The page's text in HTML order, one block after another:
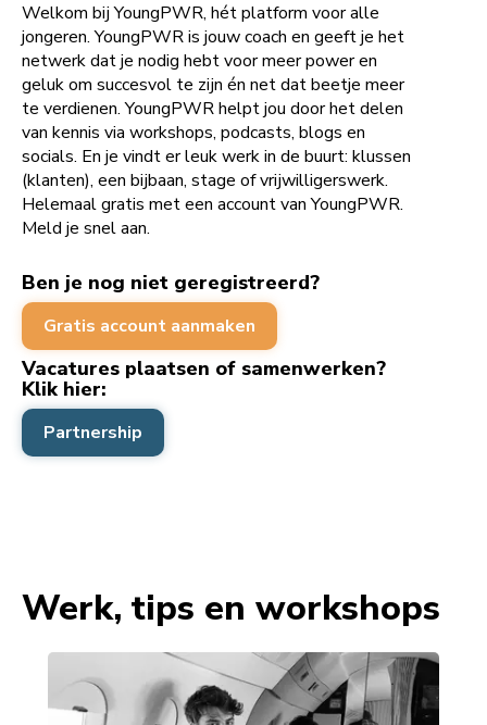
Welkom bij YoungPWR, hét platform voor alle
jongeren. YoungPWR is jouw coach en geeft je het
netwerk dat je nodig hebt voor meer power en
geluk om succesvol te zijn én net dat beetje meer
te verdienen. YoungPWR helpt jou door het delen
van kennis via workshops, podcasts, blogs en
socials. En je vindt er leuk werk in de buurt: klussen
(klanten), een bijbaan, stage of vrijwilligerswerk.
Helemaal gratis met een account van YoungPWR.
Meld je snel aan.
Ben je nog niet geregistreerd?
Gratis account aanmaken
Vacatures plaatsen of samenwerken?
Klik hier:
Partnership
Werk, tips en workshops